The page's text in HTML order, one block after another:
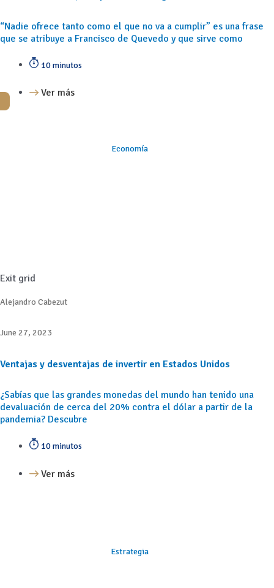
“Nadie ofrece tanto como el que no va a cumplir” es una frase
que se atribuye a Francisco de Quevedo y que sirve como
10 minutos
Ver más
Economía
Exit grid
Alejandro Cabezut
June 27, 2023
Ventajas y desventajas de invertir en Estados Unidos
¿Sabías que las grandes monedas del mundo han tenido una
devaluación de cerca del 20% contra el dólar a partir de la
pandemia? Descubre
10 minutos
Ver más
Estrategia